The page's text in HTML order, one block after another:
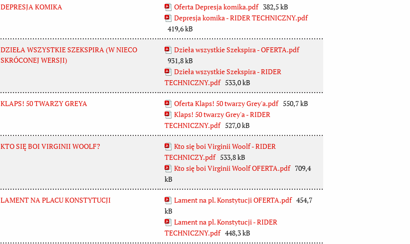
DEPRESJA KOMIKA Oferta Depresja komika.pdf 382,5 kB
Depresja komika - RIDER TECHNICZNY.pdf
419,6 kB
DZIEŁA WSZYSTKIE SZEKSPIRA (W NIECO
SKRÓCONEJ WERSJI)
Dzieła wszystkie Szekspira - OFERTA.pdf
931,8 kB
Dzieła wszystkie Szekspira - RIDER
TECHNICZNY.pdf 533,0 kB
KLAPS! 50 TWARZY GREYA Oferta Klaps! 50 twarzy Grey'a.pdf 550,7 kB
Klaps! 50 twarzy Grey'a - RIDER
TECHNICZNY.pdf 527,0 kB
KTO SIĘ BOI VIRGINII WOOLF?
Kto się boi Virginii Woolf - RIDER
TECHNICZY.pdf 533,8 kB
Kto się boi Virginii Woolf OFERTA.pdf 709,4
kB
LAMENT NA PLACU KONSTYTUCJI Lament na pl. Konstytucji OFERTA.pdf 454,7
kB
Lament na pl. Konstytucji - RIDER
TECHNICZNY.pdf 448,3 kB